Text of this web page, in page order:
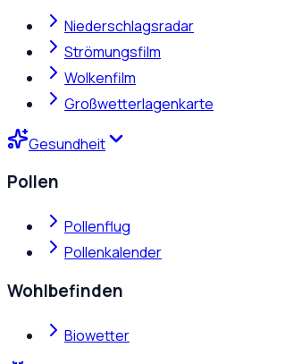
Niederschlagsradar
Strömungsfilm
Wolkenfilm
Großwetterlagenkarte
Gesundheit
Pollen
Pollenflug
Pollenkalender
Wohlbefinden
Biowetter